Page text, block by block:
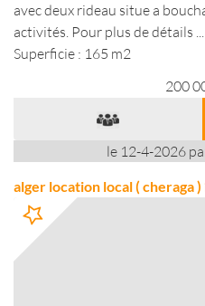
avec deux rideau situe a
activités. Pour plus de détails ...
Superficie : 165 m2
200
le 12-4-2026
alger location local ( cheraga )